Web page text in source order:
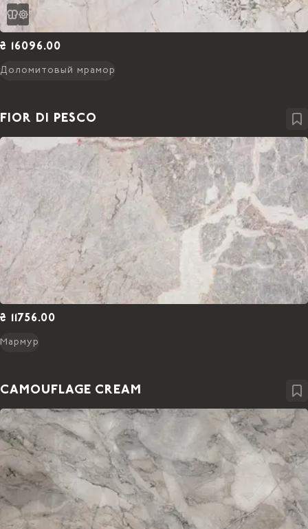
₴ 16096.00
Доломитовый мрамор
FIOR DI PESCO
₴ 11756.00
Мармур
CAMOUFLAGE CREAM